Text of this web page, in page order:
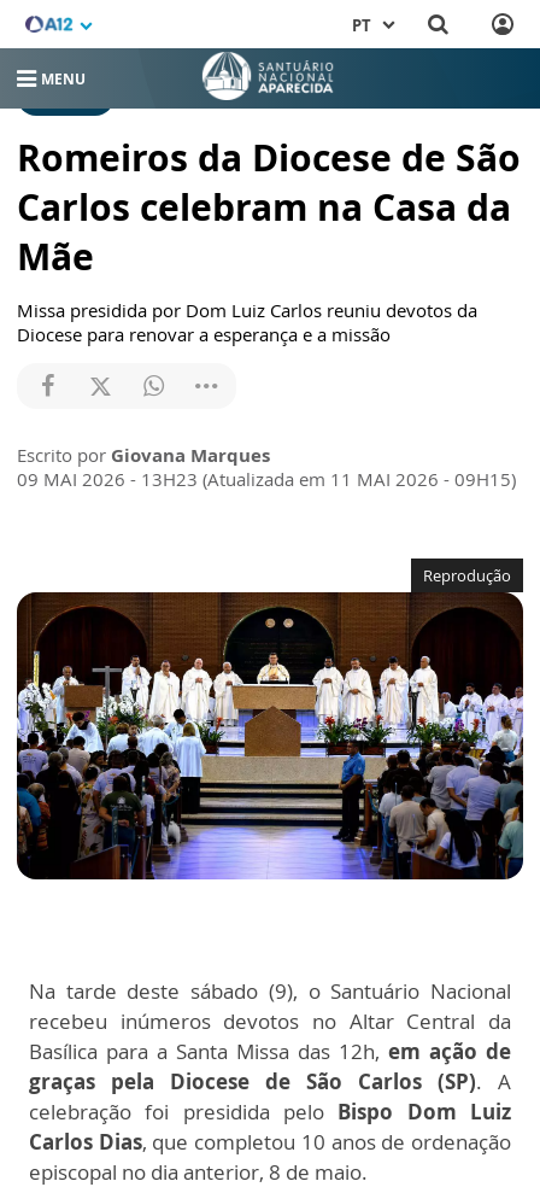
PT
MENU
Romeiros da Diocese de São
Carlos celebram na Casa da
Mãe
Missa presidida por Dom Luiz Carlos reuniu devotos da
Diocese para renovar a esperança e a missão
Escrito por Giovana Marques
09 MAI 2026 - 13H23 (Atualizada em 11 MAI 2026 - 09H15)
Reprodução
Na tarde deste sábado (9), o Santuário Nacional
recebeu inúmeros devotos no Altar Central da
Basílica para a Santa Missa das 12h, em ação de
graças pela Diocese de São Carlos (SP). A
celebração foi presidida pelo Bispo Dom Luiz
Carlos Dias, que completou 10 anos de ordenação
episcopal no dia anterior, 8 de maio.